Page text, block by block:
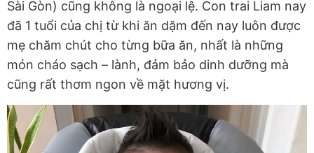
Sài Gòn) cũng không là ngoại lệ. Con trai Liam nay
đã 1 tuổi của chị từ khi ăn dặm đến nay luôn được
mẹ chăm chút cho từng bữa ăn, nhất là những
món cháo sạch – lành, đảm bảo dinh dưỡng mà
cũng rất thơm ngon về mặt hương vị.